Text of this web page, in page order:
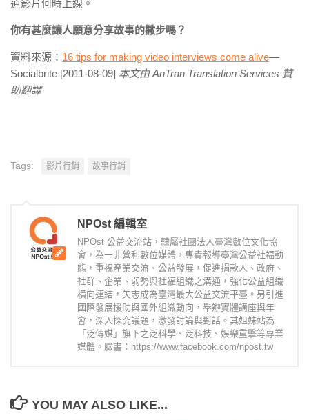
道影片何時上線。
你有甚麼讓人願意分享故事的撇步嗎？
資料來源： 16 tips for making video interviews come alive—
Socialbrite [2011-08-09] 本文由 AnTran Translation Services 贊
助翻譯
Tags: 影片行銷 故事行銷
NPOst 編輯室
NPOst 公益交流站，隸屬社團法人臺灣數位文化協
會，為一非營利數位媒體，專責報導臺灣公益社福動
態，重視產業交流、公益發展，促進捐款人、政府、
社群、企業、弱勢與社福組織之溝通，強化公益組織
橫向連結，矢志成為臺灣最大公益交流平臺。另引進
國際發展援助與國外組織動向，舉辦實體講座與年
會，深入探究議題，激發討論與對話。其姐妹站為
「泛傳媒」旗下之泛科學、泛科技、娛樂重擊等專業
媒體。臉書：https://www.facebook.com/npost.tw
YOU MAY ALSO LIKE...